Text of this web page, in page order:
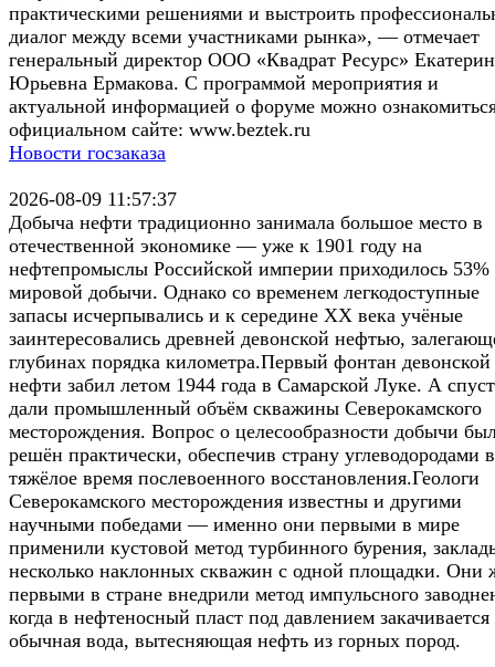
практическими решениями и выстроить
диалог между всеми участниками рынка», — отмечает
генеральный директор ООО «Квадрат Ресурс»
Юрьевна Ермакова. С программой мероприятия и
актуальной информацией о форуме можно
официальном сайте: www.beztek.ru
Новости госзаказа
2026-08-09 11:57:37
Добыча нефти традиционно занимала большое место в
отечественной экономике — уже к 1901 году на
нефтепромыслы Российской империи приходилось 53%
мировой добычи. Однако со временем легкодоступные
запасы исчерпывались и к середине ХХ века учёные
заинтересовались древней девонской нефтью,
глубинах порядка километра.Первый фонтан девонской
нефти забил летом 1944 года в Самарской Луке. А
дали промышленный объём скважины Северокамского
месторождения. Вопрос о целесообразности добычи
решён практически, обеспечив страну углеводородами в
тяжёлое время послевоенного восстановления.Геологи
Северокамского месторождения известны и другими
научными победами — именно они первыми в мире
применили кустовой метод турбинного бурения,
несколько наклонных скважин с одной площадки. Они
первыми в стране внедрили метод импульсного
когда в нефтеносный пласт под давлением закачивается
обычная вода, вытесняющая нефть из горных пород.